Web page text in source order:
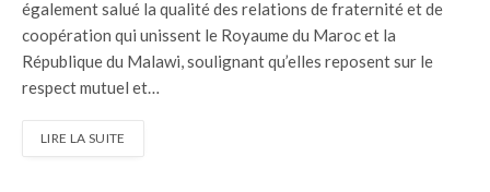
également salué la qualité des relations de fraternité et de
coopération qui unissent le Royaume du Maroc et la
République du Malawi, soulignant qu’elles reposent sur le
respect mutuel et…
LIRE LA SUITE